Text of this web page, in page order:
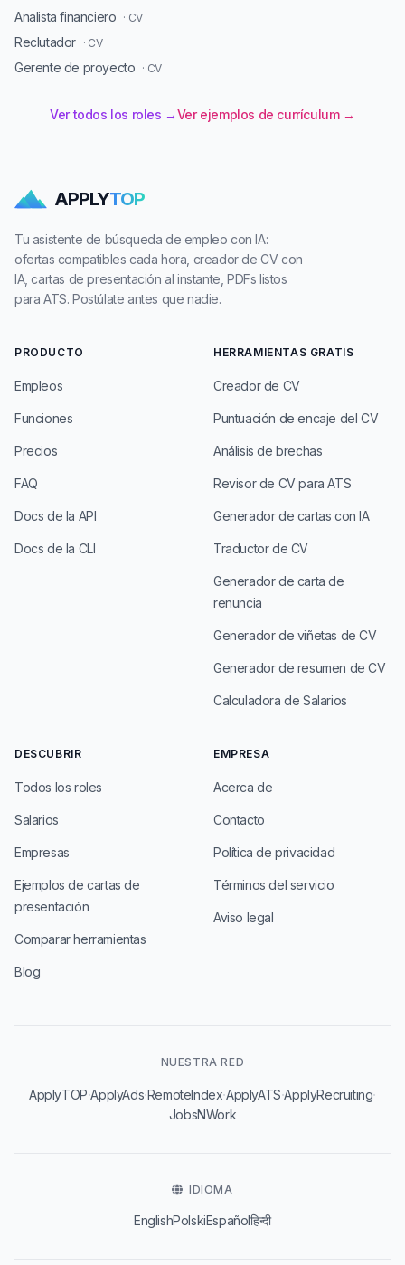
Analista financiero · CV
Reclutador · CV
Gerente de proyecto · CV
Ver todos los roles →Ver ejemplos de currículum →
APPLYTOP
Tu asistente de búsqueda de empleo con IA:
ofertas compatibles cada hora, creador de CV con
IA, cartas de presentación al instante, PDFs listos
para ATS. Postúlate antes que nadie.
PRODUCTO
Empleos
Funciones
Precios
FAQ
Docs de la API
Docs de la CLI
HERRAMIENTAS GRATIS
Creador de CV
Puntuación de encaje del CV
Análisis de brechas
Revisor de CV para ATS
Generador de cartas con IA
Traductor de CV
Generador de carta de
renuncia
Generador de viñetas de CV
Generador de resumen de CV
Calculadora de Salarios
DESCUBRIR
Todos los roles
Salarios
Empresas
Ejemplos de cartas de
presentación
Comparar herramientas
Blog
EMPRESA
Acerca de
Contacto
Política de privacidad
Términos del servicio
Aviso legal
NUESTRA RED
ApplyTOP·ApplyAds·RemoteIndex·ApplyATS·ApplyRecruiting·
JobsNWork
IDIOMA
EnglishPolskiEspañolहिन्दी